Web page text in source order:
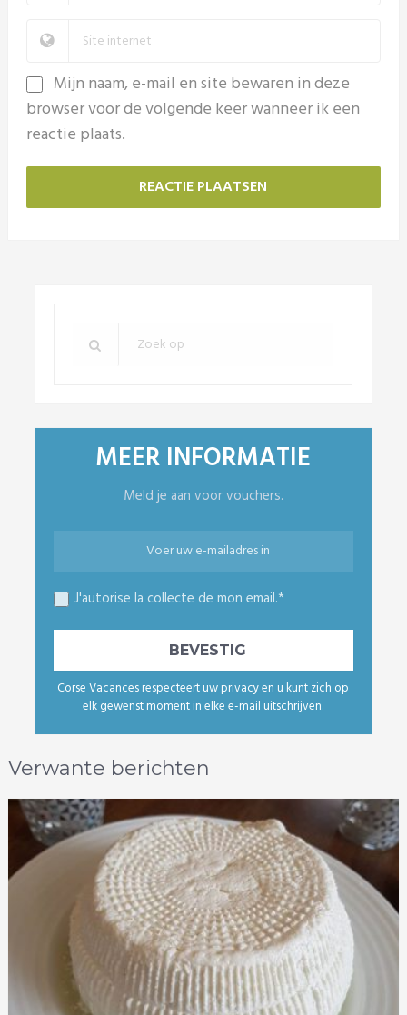
Mijn naam, e-mail en site bewaren in deze
browser voor de volgende keer wanneer ik een
reactie plaats.
MEER INFORMATIE
Meld je aan voor vouchers.
J'autorise la collecte de mon email.*
Corse Vacances respecteert uw privacy en u kunt zich op
elk gewenst moment in elke e-mail uitschrijven.
Verwante berichten